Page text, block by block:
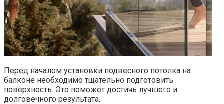
Перед началом установки подвесного потолка на
балконе необходимо тщательно подготовить
поверхность.​ Это поможет достичь лучшего и
долговечного результатa.​